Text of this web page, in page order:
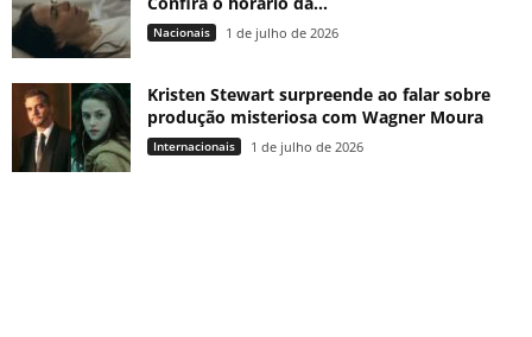
Nacionais 1 de julho de 2026
Kristen Stewart surpreende ao falar sobre
produção misteriosa com Wagner Moura
Internacionais 1 de julho de 2026